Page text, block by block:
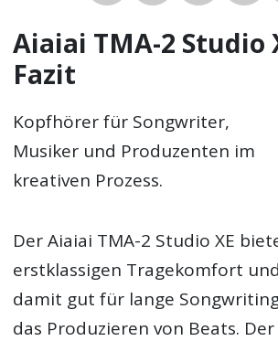
Aiaiai TMA-2 Studio
Fazit
Kopfhörer für Songwriter,
Musiker und Produzenten im
kreativen Prozess.
Der Aiaiai TMA-2 Studio XE
erstklassigen Tragekomfort
damit gut für lange
das Produzieren von Beats.